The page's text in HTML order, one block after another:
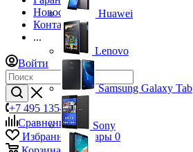
Новости
Контакты
...
Войти
+7 495 135-39-43
Сравнение0
Избранные товары 0
Huawei
Lenovo
Samsung Galaxy Tab
Sony